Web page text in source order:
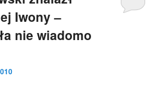
Iwony –
nie wiadomo